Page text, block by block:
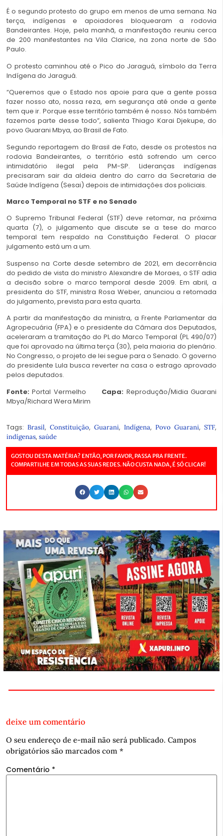
É o segundo protesto do grupo em menos de uma semana. Na
terça, indígenas e apoiadores bloquearam a rodovia
Bandeirantes. Hoje, pela manhã, a manifestação reuniu cerca
de 200 manifestantes na Vila Clarice, na zona norte de São
Paulo.
O protesto caminhou até o Pico do Jaraguá, símbolo da Terra
Indígena do Jaraguá.
“Queremos que o Estado nos apoie para que a gente possa
fazer nosso ato, nossa reza, em segurança até onde a gente
tem que ir. Porque esse território também é nosso. Nós também
fazemos parte desse todo”, salienta Thiago Karai Djekupe, do
povo Guarani Mbya, ao Brasil de Fato.
Segundo reportagem do Brasil de Fato, desde os protestos na
rodovia Bandeirantes, o território está sofrendo um cerco
intimidatório ilegal pela PM-SP. Lideranças indígenas
precisaram sair da aldeia dentro do carro da Secretaria de
Saúde Indígena (Sesai) depois de intimidações dos policiais.
Marco Temporal no STF e no Senado
O Supremo Tribunal Federal (STF) deve retomar, na próxima
quarta (7), o julgamento que discute se a tese do marco
temporal tem respaldo na Constituição Federal. O placar
julgamento está um a um.
Suspenso na Corte desde setembro de 2021, em decorrência
do pedido de vista do ministro Alexandre de Moraes, o STF adia
a decisão sobre o marco temporal desde 2009. Em abril, a
presidenta do STF, ministra Rosa Weber, anunciou a retomada
do julgamento, prevista para esta quarta.
A partir da manifestação da ministra, a Frente Parlamentar da
Agropecuária (FPA) e o presidente da Câmara dos Deputados,
aceleraram a tramitação do PL do Marco Temporal (PL 490/07)
que foi aprovado na última terça (30), pela maioria do plenário.
No Congresso, o projeto de lei segue para o Senado. O governo
do presidente Lula busca reverter na casa o estrago aprovado
pelos deputados.
Fonte:Portal Vermelho Capa: Reprodução/Midia Guarani
Mbya/Richard Wera Mirim
Tags: Brasil, Constituição, Guarani, Indígena, Povo Guarani, STF,
indígenas, saúde
GOSTOU DESTA MATÉRIA? ENTÃO, POR FAVOR, PASSA PRA FRENTE.
COMPARTILHE EM TODAS AS SUAS REDES. NÃO CUSTA NADA, É SÓ CLICAR!
deixe um comentário
O seu endereço de e-mail não será publicado. Campos
obrigatórios são marcados com *
Comentário *